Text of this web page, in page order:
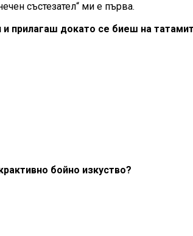
състезател“ ми е първа.
и прилагаш докато се биеш на
бойно изкуство?